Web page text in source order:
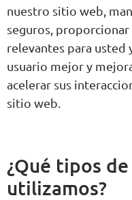
nuestro sitio web,
seguros, proporcionar
relevantes para usted
usuario mejor y
acelerar sus
sitio web.
¿Qué tipos
utilizamos?